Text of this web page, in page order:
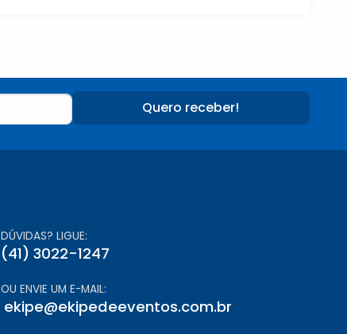
Quero receber!
DÚVIDAS? LIGUE:
(41) 3022-1247
OU ENVIE UM E-MAIL:
ekipe@ekipedeeventos.com.br